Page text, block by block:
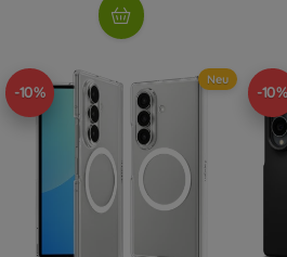
-10%
Neu
-10%